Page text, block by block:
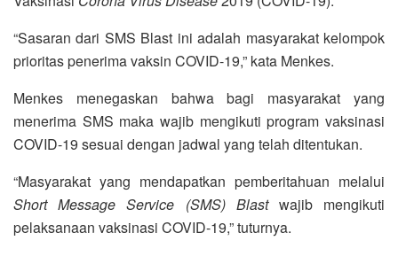
“Sasaran dari SMS Blast ini adalah masyarakat kelompok
prioritas penerima vaksin COVID-19,” kata Menkes.
Menkes menegaskan bahwa bagi masyarakat yang
menerima SMS maka wajib mengikuti program vaksinasi
COVID-19 sesuai dengan jadwal yang telah ditentukan.
“Masyarakat yang mendapatkan pemberitahuan melalui
Short Message Service (SMS) Blastwajib mengikuti
pelaksanaan vaksinasi COVID-19,” tuturnya.